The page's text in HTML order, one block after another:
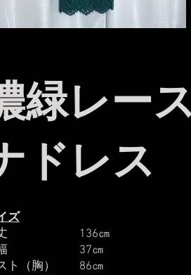
緑レー
ドレス
ズ
丈 136㎝
幅 37㎝
ト（胸） 86㎝